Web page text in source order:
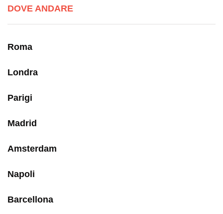
DOVE ANDARE
Roma
Londra
Parigi
Madrid
Amsterdam
Napoli
Barcellona